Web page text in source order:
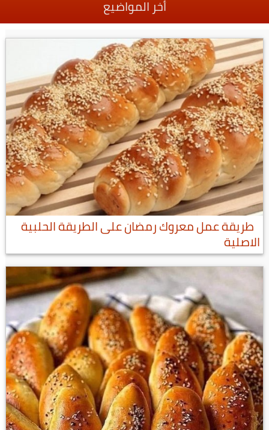
أخر المواضيع
طريقة عمل معروك رمضان على الطريقة الحلبية
الاصلية